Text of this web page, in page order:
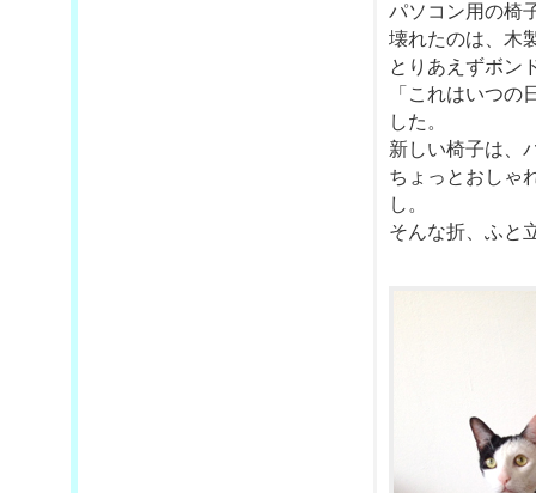
パソコン用の椅
壊れたのは、木
とりあえずボン
「これはいつ
した。
新しい椅子は、
ちょっとおしゃ
し。
そんな折、ふと